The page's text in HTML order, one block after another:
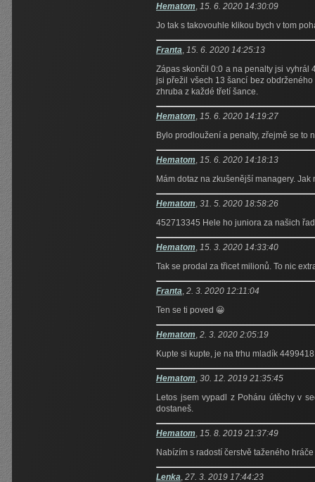
Hematom, 15. 6. 2020 14:30:09
Jo tak s takovouhle klikou bych v tom
Franta, 15. 6. 2020 14:25:13
Zápas skončil 0:0 a na penalty jsi vyhrál
jsi přežil všech 13 šancí bez
zhruba z každé třetí šance.
Hematom, 15. 6. 2020 14:19:27
Bylo prodloužení a penalty, zřejmě se to
Hematom, 15. 6. 2020 14:18:13
Mám dotaz na zkušenější managery.
Hematom, 31. 5. 2020 18:58:26
452713345 Hele ho juniora za našich
Hematom, 15. 3. 2020 14:33:40
Tak se prodal za třicet milionů. To nic
Franta, 2. 3. 2020 12:11:04
Ten se ti poved 😀
Hematom, 2. 3. 2020 2:05:19
Kupte si kupte, je na trhu mladík
Hematom, 30. 12. 2019 21:35:45
Letos jsem vypadl z Poháru útěchy v
dostaneš.
Hematom, 15. 8. 2019 21:37:49
Nabízím s radostí čerstvě taženého
Lenka, 27. 3. 2019 17:44:23